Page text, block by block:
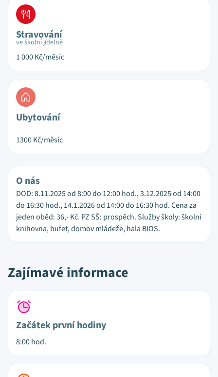
Stravování
ve školní jídelně
1 000Kč/měsíc
Ubytování
1300Kč/měsíc
O nás
DOD: 8.11.2025 od 8:00 do 12:00 hod., 3.12.2025 od 14:00
do 16:30 hod., 14.1.2026 od 14:00 do 16:30 hod. Cena za
jeden oběd: 36,- Kč. PZ SŠ: prospěch. Služby školy: školní
knihovna, bufet, domov mládeže, hala BIOS.
Zajímavé informace
Začátek první hodiny
8:00 hod.